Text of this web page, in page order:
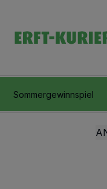
Sommergewinnspiel